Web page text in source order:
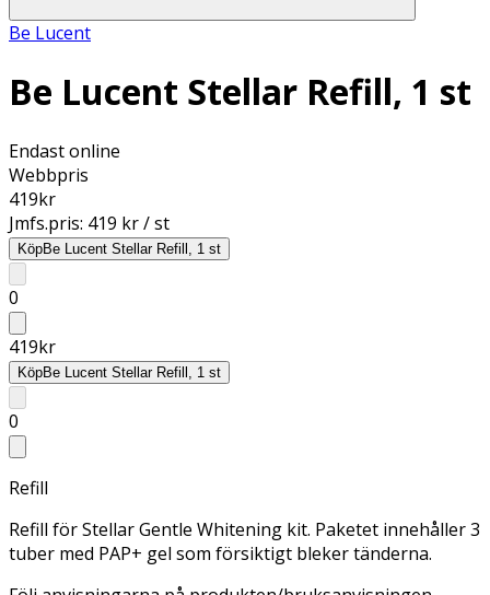
Be Lucent
Be Lucent Stellar Refill, 1 st
Endast online
Webbpris
419kr
Jmfs.pris: 419 kr / st
KöpBe Lucent Stellar Refill, 1 st
0
419kr
KöpBe Lucent Stellar Refill, 1 st
0
Refill
Refill för Stellar Gentle Whitening kit. Paketet innehåller 3
tuber med PAP+ gel som försiktigt bleker tänderna.